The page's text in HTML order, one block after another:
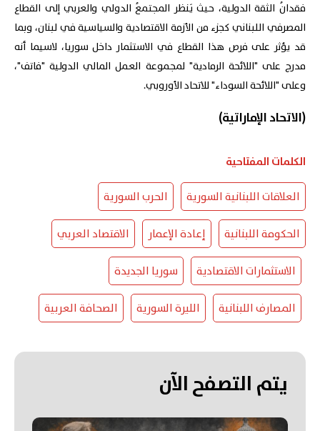
فقدانُ الثقة الدولية، حيث يَنظر المجتمعُ الدولي والعربي إلى القطاع
المصرفي اللبناني كجزء من الأزمة الاقتصادية والسياسية في لبنان، وبما
قد يؤثر على فرص هذا القطاع في الاستثمار داخل سوريا، لاسيما أنه
مدرج على "اللائحة الرمادية" لمجموعة العمل المالي الدولية "فاتف"،
وعلى "اللائحة السوداء" للاتحاد الأوروبي.
(الاتحاد الإماراتية)
الكلمات المفتاحية
العلاقات اللبنانية السورية الحرب السورية
الحكومة اللبنانية إعادة الإعمار الاقتصاد العربي
الاستثمارات الاقتصادية سوريا الجديدة
المصارف اللبنانية الليرة السورية الصحافة العربية
يتم التصفح الآن